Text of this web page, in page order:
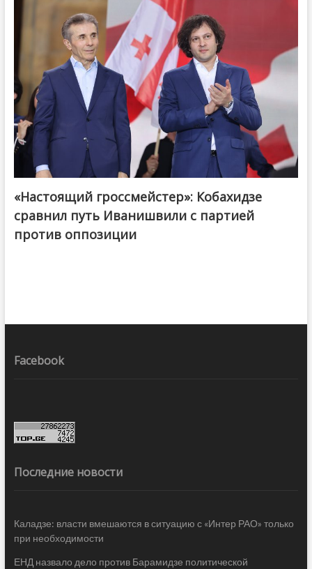
@ქართული ოცნება / Georgian Dream
«Настоящий гроссмейстер»: Кобахидзе
сравнил путь Иванишвили с партией
против оппозиции
Facebook
Последние новости
Каладзе: власти вмешаются в ситуацию с «Интер РАО» только
при необходимости
ЕНД назвало дело против Барамидзе политической